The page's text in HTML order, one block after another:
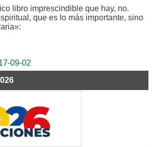
libro imprescindible que hay, no.
que es lo más importante, sino